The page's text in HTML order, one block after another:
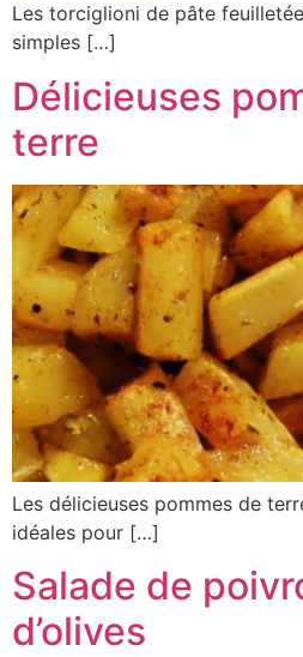
Les torciglioni de pâte
simples […]
Délicieuses
terre
Les délicieuses pommes de
idéales pour […]
Salade de
d’olives